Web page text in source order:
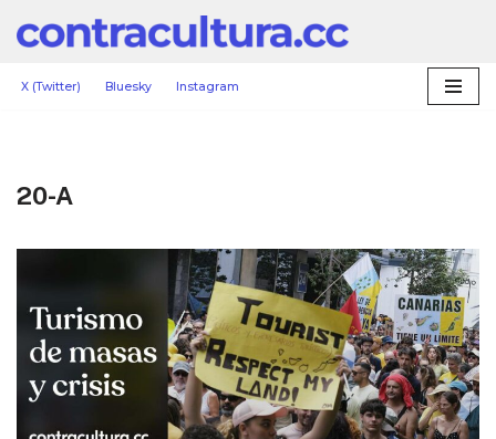
al
X (Twitter) Bluesky Instagram
20-A